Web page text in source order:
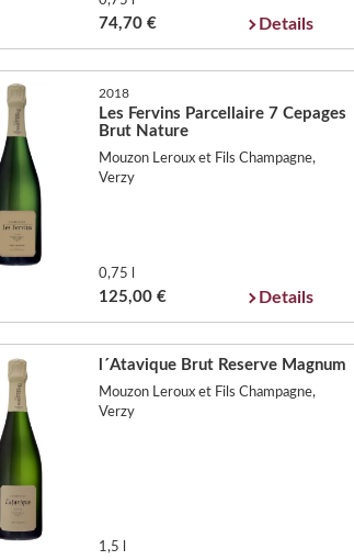
74,70 € Details
2018
Les Fervins Parcellaire 7 Cepages
Brut Nature
Mouzon Leroux et Fils Champagne,
Verzy
0,75 l
125,00 € Details
l´Atavique Brut Reserve Magnum
Mouzon Leroux et Fils Champagne,
Verzy
1,5 l